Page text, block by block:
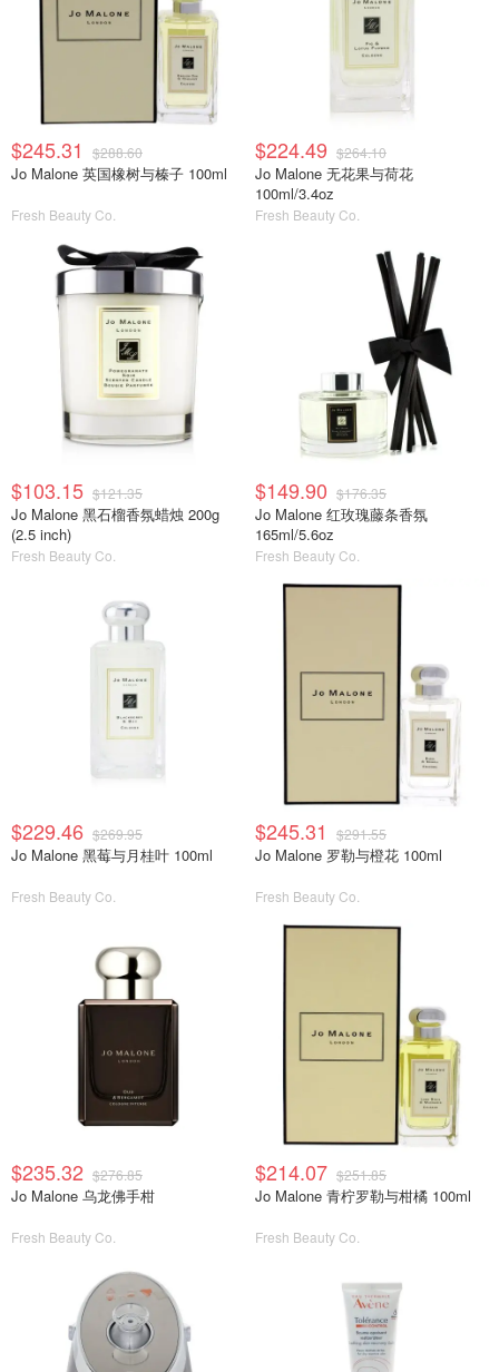
$245.31 $288.60
Jo Malone 英国橡树与榛子 100ml
Fresh Beauty Co.
$224.49 $264.10
Jo Malone 无花果与荷花
100ml/3.4oz
Fresh Beauty Co.
$103.15 $121.35
Jo Malone 黑石榴香氛蜡烛 200g
(2.5 inch)
Fresh Beauty Co.
$149.90 $176.35
Jo Malone 红玫瑰藤条香氛
165ml/5.6oz
Fresh Beauty Co.
$229.46 $269.95
Jo Malone 黑莓与月桂叶 100ml
Fresh Beauty Co.
$245.31 $291.55
Jo Malone 罗勒与橙花 100ml
Fresh Beauty Co.
$235.32 $276.85
Jo Malone 乌龙佛手柑
Fresh Beauty Co.
$214.07 $251.85
Jo Malone 青柠罗勒与柑橘 100ml
Fresh Beauty Co.